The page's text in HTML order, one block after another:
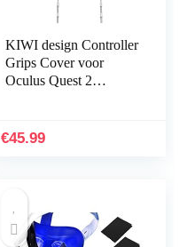
KIWI design Controller
Grips Cover voor
Oculus Quest 2
Verstelbaar met
€45.99